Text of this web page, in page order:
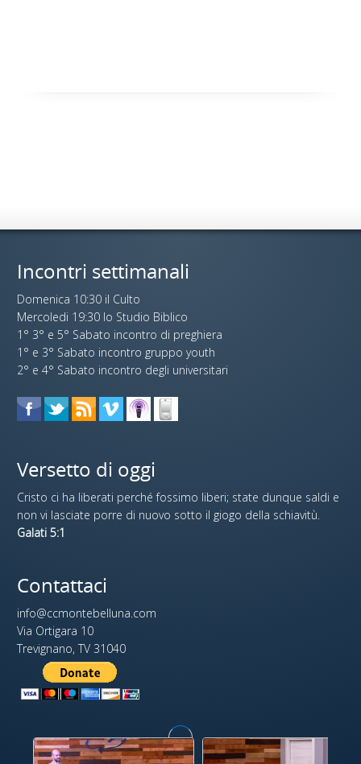
Incontri settimanali
Domenica 10:30 il Culto
Mercoledi 19:30 lo Studio Biblico
1° 3° e 5° Sabato incontro di preghiera
1° e 3° Sabato incontro gruppo youth
2° e 4° Sabato incontro degli universitari
Versetto di oggi
Cristo ci ha liberati perché fossimo liberi; state dunque saldi e
non vi lasciate porre di nuovo sotto il giogo della schiavitù.
Galati 5:1
Contattaci
info@ccmontebelluna.com
Via Ortigara 10
Trevignano, TV 31040